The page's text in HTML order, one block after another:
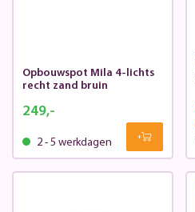
Opbouwspot Mila 4-lichts
recht zand bruin
249,-
2 - 5 werkdagen